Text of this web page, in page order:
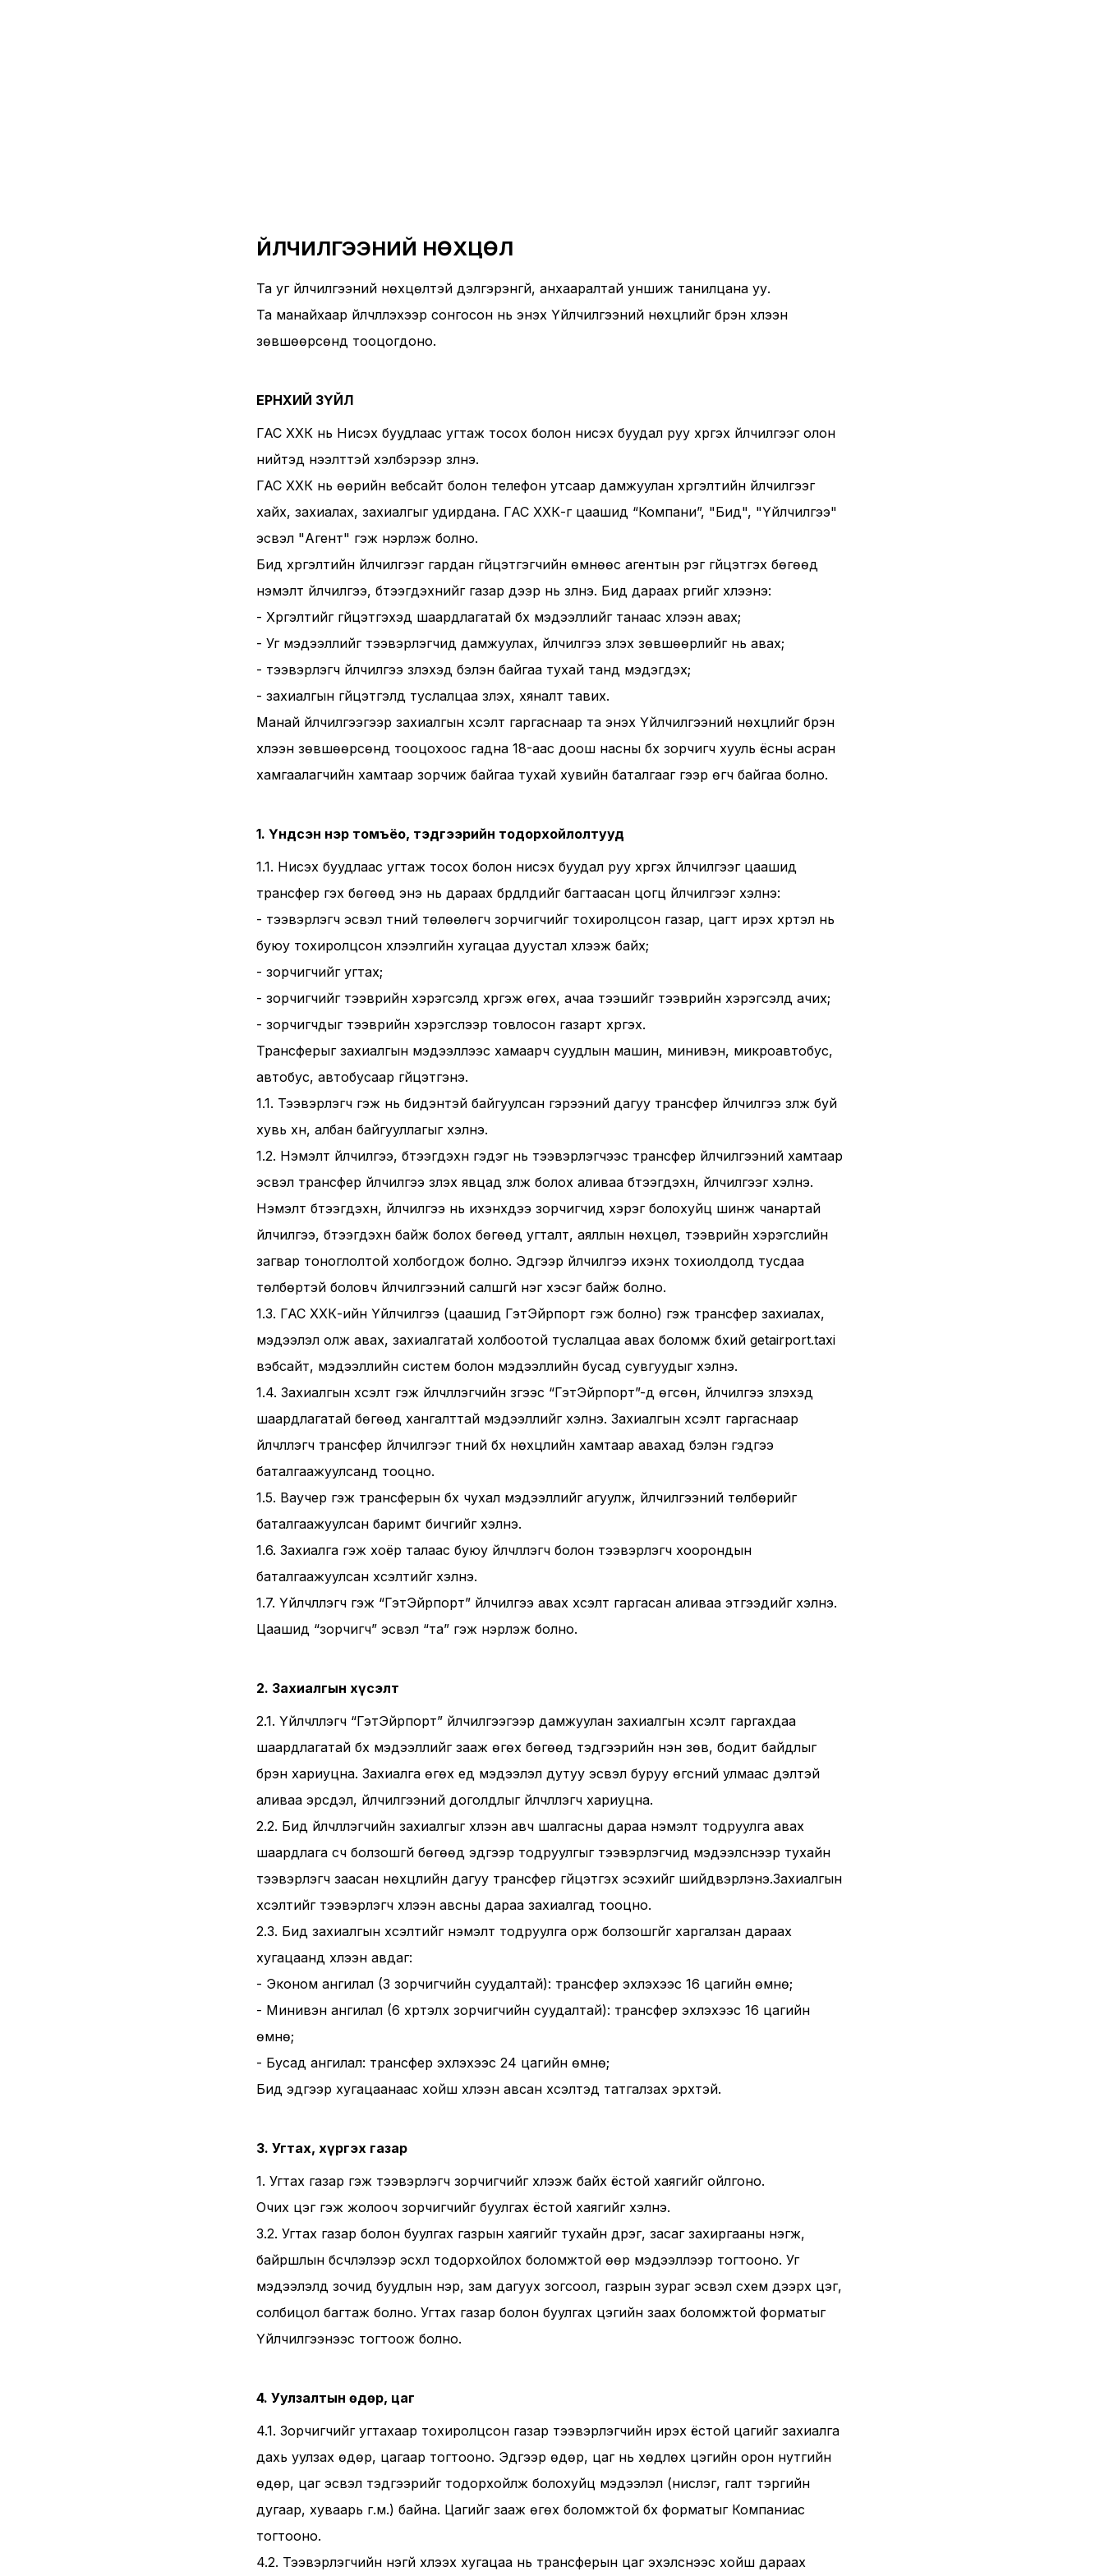
ҮЙЛЧИЛГЭЭНИЙ НӨХЦӨЛ
Та уг үйлчилгээний нөхцөлтэй дэлгэрэнгүй, анхааралтай уншиж танилцана уу.
Та манайхаар үйлчлүүлэхээр сонгосон нь энэхүү Үйлчилгээний нөхцлийг бүрэн хүлээн
зөвшөөрсөнд тооцогдоно.
ЕРӨНХИЙ ЗҮЙЛ
ГАС ХХК нь Нисэх буудлаас угтаж тосох болон нисэх буудал руу хүргэх үйлчилгээг олон
нийтэд нээлттэй хэлбэрээр үзүүлнэ.
ГАС ХХК нь өөрийн вебсайт болон телефон утсаар дамжуулан хүргэлтийн үйлчилгээг
хайх, захиалах, захиалгыг удирдана. ГАС ХХК-г цаашид “Компани”, "Бид", "Үйлчилгээ"
эсвэл "Агент" гэж нэрлэж болно.
Бид хүргэлтийн үйлчилгээг гардан гүйцэтгэгчийн өмнөөс агентын үүрэг гүйцэтгэх бөгөөд
нэмэлт үйлчилгээ, бүтээгдэхүүнийг газар дээр нь үзүүлнэ. Бид дараах үүргийг хүлээнэ:
- Хүргэлтийг гүйцэтгэхэд шаардлагатай бүх мэдээллийг танаас хүлээн авах;
- Уг мэдээллийг тээвэрлэгчид дамжуулах, үйлчилгээ үзүүлэх зөвшөөрлийг нь авах;
- тээвэрлэгч үйлчилгээ үзүүлэхэд бэлэн байгаа тухай танд мэдэгдэх;
- захиалгын гүйцэтгэлд туслалцаа үзүүлэх, хяналт тавих.
Манай үйлчилгээгээр захиалгын хүсэлт гаргаснаар та энэхүү Үйлчилгээний нөхцлийг бүрэн
хүлээн зөвшөөрсөнд тооцохоос гадна 18-аас доош насны бүх зорчигч хууль ёсны асран
хамгаалагчийн хамтаар зорчиж байгаа тухай хувийн баталгааг үүгээр өгч байгаа болно.
1. Үндсэн нэр томъёо, тэдгээрийн тодорхойлолтууд
1.1. Нисэх буудлаас угтаж тосох болон нисэх буудал руу хүргэх үйлчилгээг цаашид
трансфер гэх бөгөөд энэ нь дараах бүрдлүүдийг багтаасан цогц үйлчилгээг хэлнэ:
- тээвэрлэгч эсвэл түүний төлөөлөгч зорчигчийг тохиролцсон газар, цагт ирэх хүртэл нь
буюу тохиролцсон хүлээлгийн хугацаа дуустал хүлээж байх;
- зорчигчийг угтах;
- зорчигчийг тээврийн хэрэгсэлд хүргэж өгөх, ачаа тээшийг тээврийн хэрэгсэлд ачих;
- зорчигчдыг тээврийн хэрэгслээр товлосон газарт хүргэх.
Трансферыг захиалгын мэдээллээс хамаарч суудлын машин, минивэн, микроавтобус,
автобус, автобусаар гүйцэтгэнэ.
1.1. Тээвэрлэгч гэж нь бидэнтэй байгуулсан гэрээний дагуу трансфер үйлчилгээ үзүүлж буй
хувь хүн, албан байгууллагыг хэлнэ.
1.2. Нэмэлт үйлчилгээ, бүтээгдэхүүн гэдэг нь тээвэрлэгчээс трансфер үйлчилгээний хамтаар
эсвэл трансфер үйлчилгээ үзүүлэх явцад үзүүлж болох аливаа бүтээгдэхүүн, үйлчилгээг хэлнэ.
Нэмэлт бүтээгдэхүүн, үйлчилгээ нь ихэнхдээ зорчигчид хэрэг болохуйц шинж чанартай
үйлчилгээ, бүтээгдэхүүн байж болох бөгөөд угталт, аяллын нөхцөл, тээврийн хэрэгслийн
загвар тоноглолтой холбогдож болно. Эдгээр үйлчилгээ ихэнх тохиолдолд тусдаа
төлбөртэй боловч үйлчилгээний салшгүй нэг хэсэг байж болно.
1.3. ГАС ХХК-ийн Үйлчилгээ (цаашид ГэтЭйрпорт гэж болно) гэж трансфер захиалах,
мэдээлэл олж авах, захиалгатай холбоотой туслалцаа авах боломж бүхий getairport.taxi
вэбсайт, мэдээллийн систем болон мэдээллийн бусад сувгуудыг хэлнэ.
1.4. Захиалгын хүсэлт гэж үйлчлүүлэгчийн зүгээс “ГэтЭйрпорт”-д өгсөн, үйлчилгээ үзүүлэхэд
шаардлагатай бөгөөд хангалттай мэдээллийг хэлнэ. Захиалгын хүсэлт гаргаснаар
үйлчлүүлэгч трансфер үйлчилгээг түүний бүх нөхцлийн хамтаар авахад бэлэн гэдгээ
баталгаажуулсанд тооцно.
1.5. Ваучер гэж трансферын бүх чухал мэдээллийг агуулж, үйлчилгээний төлбөрийг
баталгаажуулсан баримт бичгийг хэлнэ.
1.6. Захиалга гэж хоёр талаас буюу үйлчлүүлэгч болон тээвэрлэгч хоорондын
баталгаажуулсан хүсэлтийг хэлнэ.
1.7. Үйлчлүүлэгч гэж “ГэтЭйрпорт” үйлчилгээ авах хүсэлт гаргасан аливаа этгээдийг хэлнэ.
Цаашид “зорчигч” эсвэл “та” гэж нэрлэж болно.
2. Захиалгын хүсэлт
2.1. Үйлчлүүлэгч “ГэтЭйрпорт” үйлчилгээгээр дамжуулан захиалгын хүсэлт гаргахдаа
шаардлагатай бүх мэдээллийг зааж өгөх бөгөөд тэдгээрийн үнэн зөв, бодит байдлыг
бүрэн хариуцна. Захиалга өгөх үед мэдээлэл дутуу эсвэл буруу өгсний улмаас үүдэлтэй
аливаа эрсдэл, үйлчилгээний доголдлыг үйлчлүүлэгч хариуцна.
2.2. Бид үйлчлүүлэгчийн захиалгыг хүлээн авч шалгасны дараа нэмэлт тодруулга авах
шаардлага үүсч болзошгүй бөгөөд эдгээр тодруулгыг тээвэрлэгчид мэдээлснээр тухайн
тээвэрлэгч заасан нөхцлийн дагуу трансфер гүйцэтгэх эсэхийг шийдвэрлэнэ.Захиалгын
хүсэлтийг тээвэрлэгч хүлээн авсны дараа захиалгад тооцно.
2.3. Бид захиалгын хүсэлтийг нэмэлт тодруулга орж болзошгүйг харгалзан дараах
хугацаанд хүлээн авдаг:
- Эконом ангилал (3 зорчигчийн суудалтай): трансфер эхлэхээс 16 цагийн өмнө;
- Минивэн ангилал (6 хүртэлх зорчигчийн суудалтай): трансфер эхлэхээс 16 цагийн
өмнө;
- Бусад ангилал: трансфер эхлэхээс 24 цагийн өмнө;
Бид эдгээр хугацаанаас хойш хүлээн авсан хүсэлтэд татгалзах эрхтэй.
3. Угтах, хүргэх газар
1. Угтах газар гэж тээвэрлэгч зорчигчийг хүлээж байх ёстой хаягийг ойлгоно.
Очих цэг гэж жолооч зорчигчийг буулгах ёстой хаягийг хэлнэ.
3.2. Угтах газар болон буулгах газрын хаягийг тухайн дүүрэг, засаг захиргааны нэгж,
байршлын бүсчлэлээр эсхүл тодорхойлох боломжтой өөр мэдээллээр тогтооно. Уг
мэдээлэлд зочид буудлын нэр, зам дагуух зогсоол, газрын зураг эсвэл схем дээрх цэг,
солбицол багтаж болно. Угтах газар болон буулгах цэгийн заах боломжтой форматыг
Үйлчилгээнээс тогтоож болно.
4. Уулзалтын өдөр, цаг
4.1. Зорчигчийг угтахаар тохиролцсон газар тээвэрлэгчийн ирэх ёстой цагийг захиалга
дахь уулзах өдөр, цагаар тогтооно. Эдгээр өдөр, цаг нь хөдлөх цэгийн орон нутгийн
өдөр, цаг эсвэл тэдгээрийг тодорхойлж болохуйц мэдээлэл (нислэг, галт тэргийн
дугаар, хуваарь г.м.) байна. Цагийг зааж өгөх боломжтой бүх форматыг Компаниас
тогтооно.
4.2. Тээвэрлэгчийн үнэгүй хүлээх хугацаа нь трансферын цаг эхэлснээс хойш дараах